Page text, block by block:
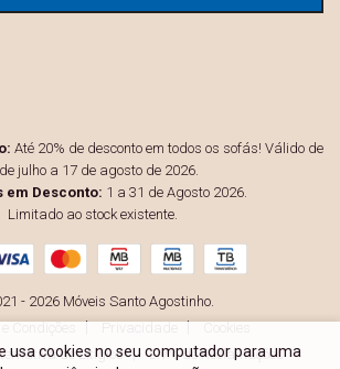
Até 20% de desconto em todos os sofás! Válido de
julho a 17 de agosto de 2026.
em Desconto: 1 a 31 de Agosto 2026.
Limitado ao stock existente.
- 2026 Móveis Santo Agostinho.
de Litígios
Livro de Reclamações
usa cookies no seu computador para uma